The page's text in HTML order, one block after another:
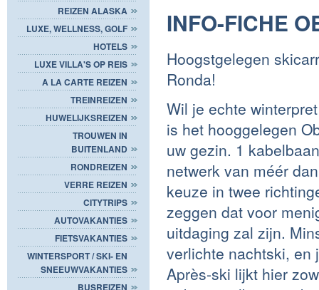
REIZEN ALASKA
LUXE, WELLNESS, GOLF
HOTELS
LUXE VILLA'S OP REIS
A LA CARTE REIZEN
TREINREIZEN
HUWELIJKSREIZEN
TROUWEN IN
BUITENLAND
RONDREIZEN
VERRE REIZEN
CITYTRIPS
AUTOVAKANTIES
FIETSVAKANTIES
WINTERSPORT / SKI- EN
SNEEUWVAKANTIES
BUSREIZEN
INFO-FICHE
Hoogstgelegen
Ronda!
Wil je echte
is het hooggelegen
uw gezin. 1
netwerk van méér
keuze in twee
zeggen dat voor
uitdaging zal zijn.
verlichte nachtski, en
Après-ski lijkt hier